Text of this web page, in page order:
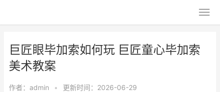
巨匠眼毕加索如何玩 巨匠童心毕加索
美术教案
作者： admin • 更新时间：2026-06-29